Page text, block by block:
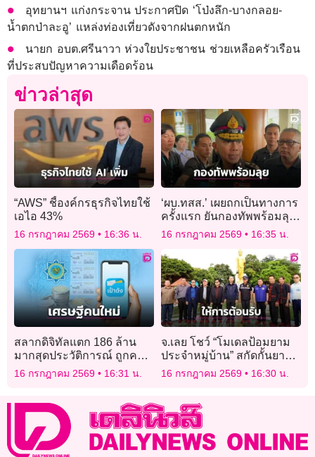
อุทยานฯ แก่งกระจาน ประกาศปิด ‘โป่งลึก-บางกลอย-
น้ำตกป่าละอู’ แหล่งท่องเที่ยวดังจากฝนตกหนัก
นายก อบต.ศรีนาวา ห่วงใยประชาชน ช่วยเหลือครัวเรือน
ที่ประสบปัญหาความเดือดร้อน
ข่าวล่าสุด
“AWS” ชี้องค์กรธุรกิจไทยใช้
เอไอ 43%
16 กรกฎาคม 2569 16:36 น.
‘ผบ.ทสส.’ เผยถกเป็นทางการ
ครั้งแรก ยันกองทัพพร้อมลุย
ตามนโยบาย 5 ข้อ
16 กรกฎาคม 2569 16:35 น.
สลากดิจิทัลแตก 186 ล้าน
มากสุดประวัติการณ์ ถูกคน
เดียว 10 ใบ รวยเละ 60 ล้าน
16 กรกฎาคม 2569 16:31 น.
จ.เลย โชว์ “โมเดลป้อมยาม
ประจำหมู่บ้าน” สกัดกั้นยา
เสพติดตามแนวชายแดน รับ
คณะสปป.ลาว
16 กรกฎาคม 2569 16:30 น.